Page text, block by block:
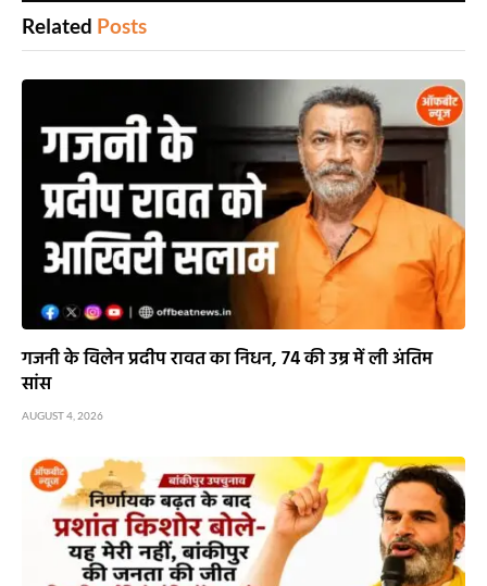
Related Posts
गजनी के विलेन प्रदीप रावत का निधन, 74 की उम्र में ली अंतिम
सांस
AUGUST 4, 2026